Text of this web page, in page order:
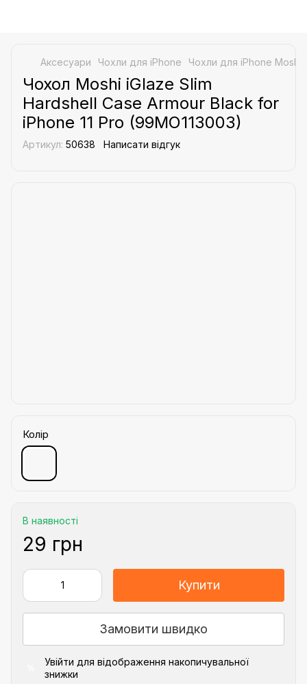
Аксесуари Чохли для iPhone Чохли для iPhone Moshi
Чохол Moshi iGlaze Slim
Hardshell Case Armour Black for
iPhone 11 Pro (99MO113003)
Артикул: 50638 Написати відгук
Колір
В наявності
29 грн
Купити
Замовити швидко
Увійти для відображення накопичувальної
знижки